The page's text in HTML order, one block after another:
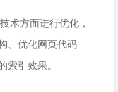
术方面进行优化，
、优化网页代码
引效果。